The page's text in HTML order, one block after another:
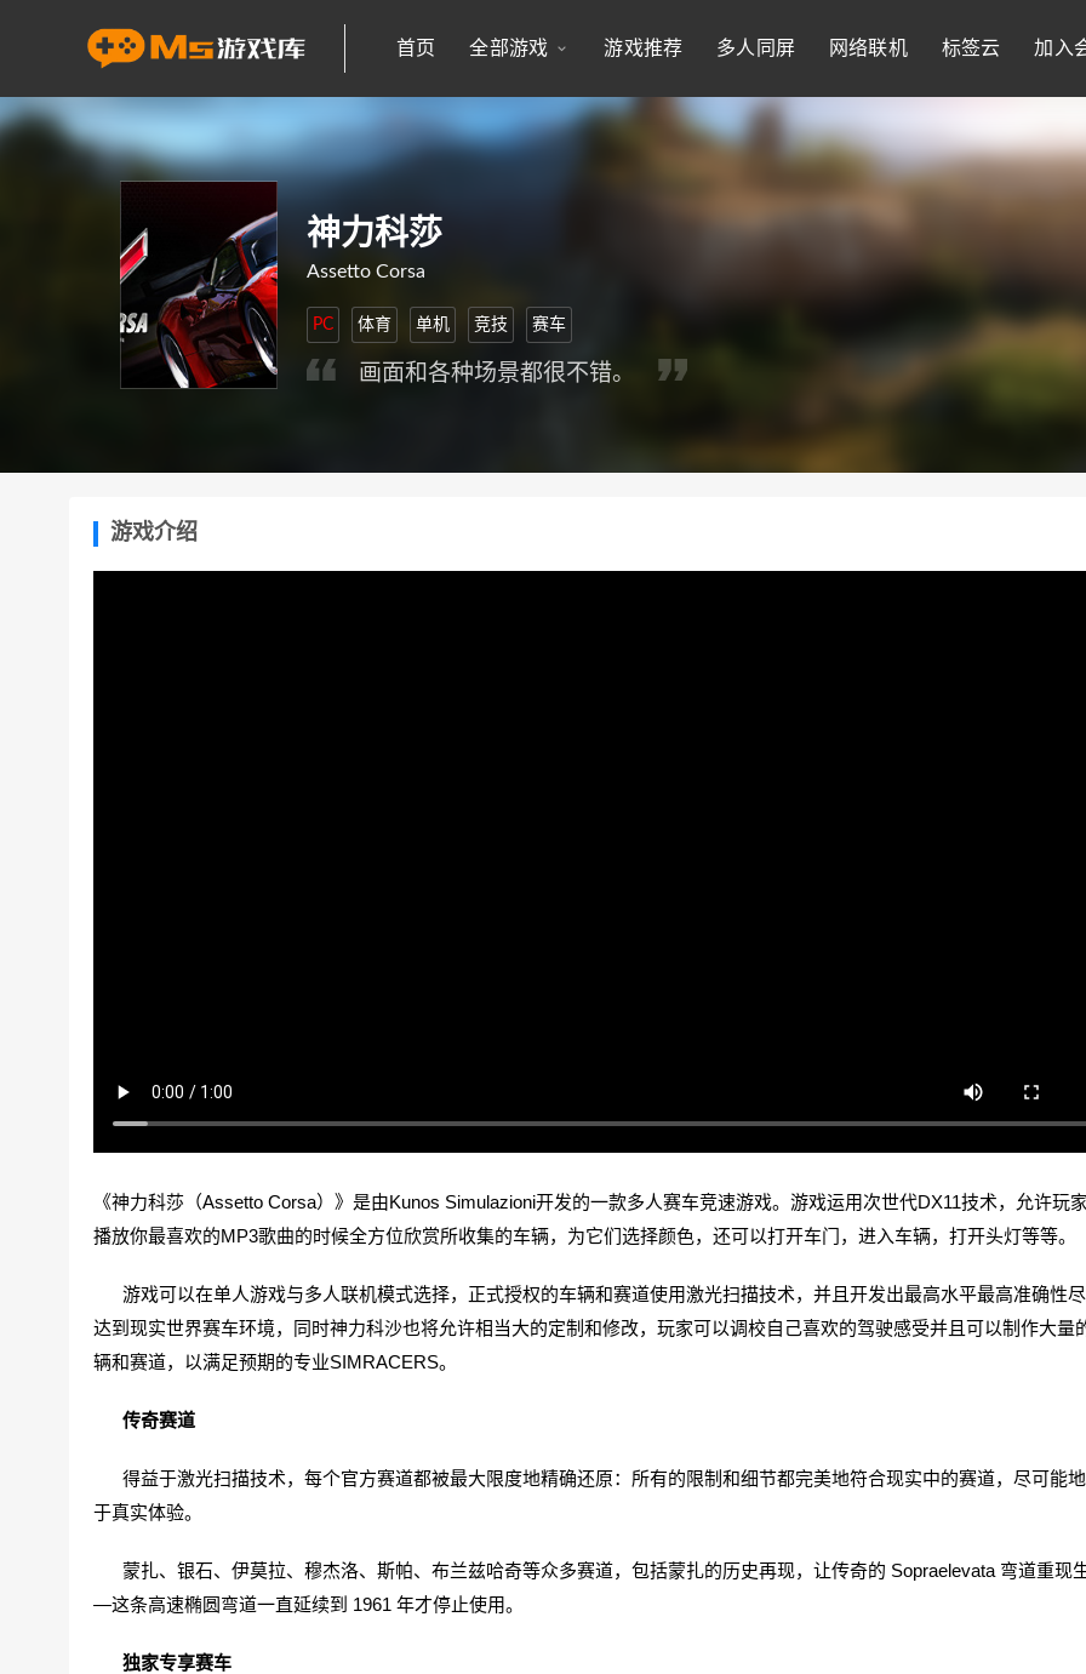
首页 全部游戏 游戏推荐 多人同屏 网络联机 标签云 加入
神力科莎
Assetto Corsa
PC 体育 单机 竞技 赛车
画面和各种场景都很不错。
游戏介绍
《神力科莎（Assetto Corsa）》是由Kunos Simulazioni开发的一款多人赛车竞速游戏。 游戏运用次世代DX11技术，允许玩
播放你最喜欢的MP3歌曲的时候全方位欣赏所收集的车辆，为它们选择颜色，还可以打开车门，进入车辆，打开头灯等等。
游戏可以在单人游戏与多人联机模式选择，正式授权的车辆和赛道使用激光扫描技术，并且开发出最高水平最高准确性
达到现实世界赛车环境，同时神力科沙也将允许相当大的定制和修改，玩家可以调校自己喜欢的驾驶感受并且可以制作大量
辆和赛道，以满足预期的专业SIMRACERS。
传奇赛道
得益于激光扫描技术，每个官方赛道都被最大限度地精确还原：所有的限制和细节都完美地符合现实中的赛道，尽可能
于真实体验。
蒙扎、银石、伊莫拉、穆杰洛、斯帕、布兰兹哈奇等众多赛道，包括蒙扎的历史再现，让传奇的 Sopraelevata 弯道重现
—这条高速椭圆弯道一直延续到 1961 年才停止使用。
独家专享赛车